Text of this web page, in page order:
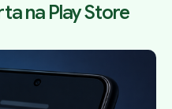
na Play Store